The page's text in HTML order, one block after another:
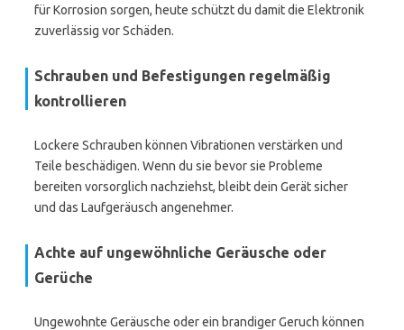
für Korrosion sorgen, heute schützt du damit die Elektronik
zuverlässig vor Schäden.
Schrauben und Befestigungen regelmäßig
kontrollieren
Lockere Schrauben können Vibrationen verstärken und
Teile beschädigen. Wenn du sie bevor sie Probleme
bereiten vorsorglich nachziehst, bleibt dein Gerät sicher
und das Laufgeräusch angenehmer.
Achte auf ungewöhnliche Geräusche oder
Gerüche
Ungewohnte Geräusche oder ein brandiger Geruch können